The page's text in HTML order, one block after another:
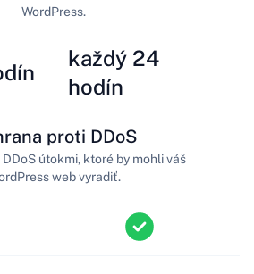
WordPress.
každý 24
hodín
proti DDoS
útokmi, ktoré by mohli váš
web vyradiť.